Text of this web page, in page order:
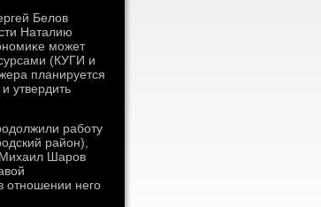
Белοв
Наталию
может
(КУГИ и
планируется
утвердить
работу
район),
Михаил Шаров
отношении него